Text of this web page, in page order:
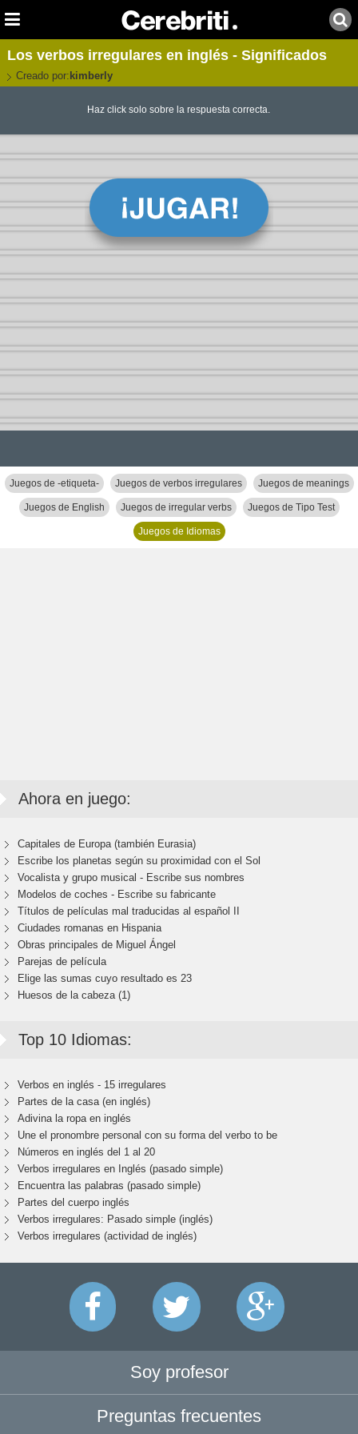
Los verbos irregulares en inglés - Significados
Creado por: kimberly
Haz click solo sobre la respuesta correcta.
Juegos de -etiqueta- Juegos de verbos irregulares Juegos de meanings
Juegos de English Juegos de irregular verbs Juegos de Tipo Test
Juegos de Idiomas
Ahora en juego:
Capitales de Europa (también Eurasia)
Escribe los planetas según su proximidad con el Sol
Vocalista y grupo musical - Escribe sus nombres
Modelos de coches - Escribe su fabricante
Títulos de películas mal traducidas al español II
Ciudades romanas en Hispania
Obras principales de Miguel Ángel
Parejas de película
Elige las sumas cuyo resultado es 23
Huesos de la cabeza (1)
Top 10 Idiomas:
Verbos en inglés - 15 irregulares
Partes de la casa (en inglés)
Adivina la ropa en inglés
Une el pronombre personal con su forma del verbo to be
Números en inglés del 1 al 20
Verbos irregulares en Inglés (pasado simple)
Encuentra las palabras (pasado simple)
Partes del cuerpo inglés
Verbos irregulares: Pasado simple (inglés)
Verbos irregulares (actividad de inglés)
Soy profesor
Preguntas frecuentes